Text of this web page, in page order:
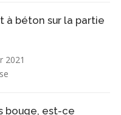
à béton sur la partie
2021
bouge, est-ce